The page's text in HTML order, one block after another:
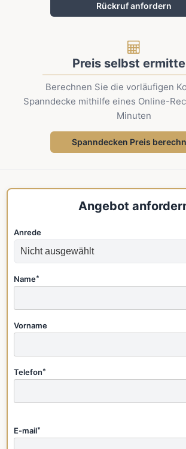
Rückruf anfordern
Preis selbst
Berechnen Sie die vorläufigen
Spanndecke mithilfe eines Online-
Minuten
Spanndecken Preis
Angebot
Anrede
Name*
Vorname
Telefon*
E-mail*